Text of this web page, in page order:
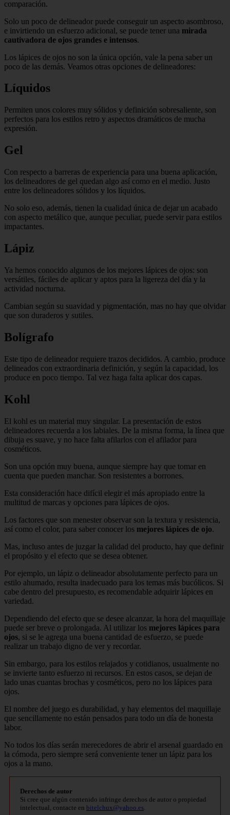
comparación.
Solo un poco de delineador puede conseguir un aspecto asombroso,
e invirtiendo un esfuerzo adicional, se puede tener una mirada
cautivadora de ojos grandes e intensos.
Los lápices de ojos no son la única opción, vale la pena saber un
poco de las demás. Veamos otras opciones de delineadores:
Líquidos
Permiten unos colores muy sólidos y definición sobresaliente, son
perfectos para los estilos retro y aspectos dramáticos de mucha
expresión.
Gel
Con respecto a barreras de experiencia para una buena aplicación,
los delineadores de gel quedan algo así como en el medio. Justo
entre los delineadores sólidos y los líquidos.
No solo eso, además, tienen la cualidad única de dejar un acabado
con aspecto metálico que, aunque peculiar, puede servir para estilos
impactantes.
Lápiz
Ya hemos conocido algunos de los mejores lápices de ojos: son
versátiles, fáciles de aplicar y aptos para la ligereza del día y la
actividad nocturna.
Cambian según su suavidad y pigmentación, mas no hay que olvidar
que son duraderos y sutiles.
Bolígrafo
Este tipo de delineador requiere trazos decididos. A cambio, produce
delineados con extraordinaria definición, y según la capacidad, los
produce en poco tiempo. Tal vez haga falta aplicar dos capas.
Kohl
El kohl es un material muy singular. La presentación de estos
delineadores recuerda a los labiales. De la misma forma, la línea que
dibuja es suave, y no hace falta afilarlos con el afilador para
cosméticos.
Son una opción muy buena, aunque siempre hay que tomar en
cuenta que pueden manchar. Son resistentes a borrones.
Esta consideración hace difícil elegir el más apropiado entre la
multitud de marcas y opciones para lápices de ojos.
Los factores que son menester observar son la textura y resistencia,
así como el color, para saber conocer los mejores lápices de ojo.
Mas, incluso antes de juzgar la calidad del producto, hay que definir
el propósito y el efecto que se desea obtener.
Por ejemplo, un lápiz o delineador absolutamente perfecto para un
estilo ahumado, resulta inadecuado para los temas más bucólicos. Si
cabe dentro del presupuesto, es recomendable adquirir lápices en
variedad.
Dependiendo del efecto que se desee alcanzar, la hora del maquillaje
puede ser breve o prolongada. Al utilizar los mejores lápices para
ojos, si se le agrega una buena cantidad de esfuerzo, se puede
realizar un trabajo digno de ver y recordar.
Sin embargo, para los estilos relajados y cotidianos, usualmente no
se invierte tanto esfuerzo ni recursos. En estos casos, se dejan de
lado unas cuantas brochas y cosméticos, pero no los lápices para
ojos.
El nombre del juego es durabilidad, y hay elementos del maquillaje
que sencillamente no están pensados para todo un día de honesta
labor.
No todos los días serán merecedores de abrir el arsenal guardado en
la cómoda, pero siempre será conveniente tener un lápiz para los
ojos a la mano.
Derechos de autor
Si cree que algún contenido infringe derechos de autor o propiedad
intelectual, contacte en bitelchux@yahoo.es